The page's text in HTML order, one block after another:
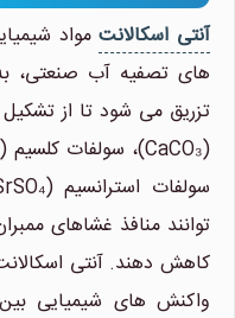
آنتی اسکالانتمواد
های تصفیه آب صنعتی،
تزریق می شود تا از
توانند منافذ غشاهای
واکنش های شیمیایی